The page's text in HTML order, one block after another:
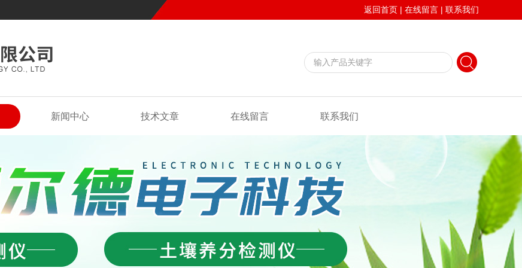
返回首页 | 在线留言 | 联系我们
新闻中心 技术文章 在线留言 联系我们